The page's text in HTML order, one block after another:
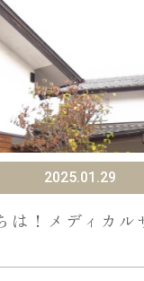
2025.01.29
は！メディカル